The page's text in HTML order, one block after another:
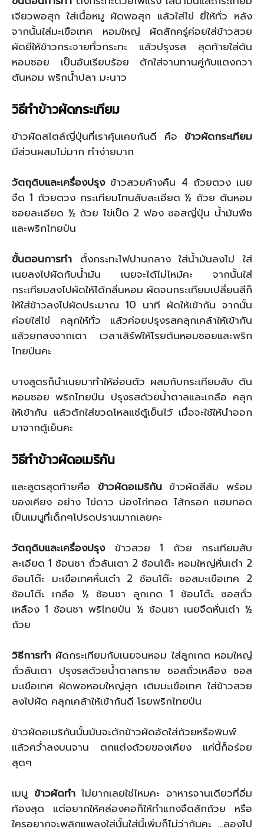
เจียวพอสุก ใส่เนื้อหมู ผัดพอสุก แล้วใส่ไข่ ยี่ให้ทั่ว หลัง
จากนั้นใส่มะเขือเทศ หอมใหญ่ ผัดสักครู่ค่อยใส่ข้าวสวย
ผัดยีให้ข้าวกระจายทั่วกระทะ แล้วปรุงรส สุดท้ายใส่ต้น
หอมซอย เป็นอันเรียบร้อย ตักใส่จานทานคู่กับแตงกวา
ต้นหอม พริกน้ำปลา มะนาว
วิธีทำข้าวผัดกระเทียม
ข้าวผัดสไตล์ญี่ปุ่นที่เราคุ้นเคยกันดี คือ ข้าวผัดกระเทียม
มีส่วนผสมไม่มาก ทำง่ายมาก
วัตถุดิบและเครื่องปรุงข้าวสวยค้างคืน 4 ถ้วยตวง เนย
จืด 1 ถ้วยตวง กระเทียมโทนสับละเอียด ½ ถ้วย ต้นหอม
ซอยละเอียด ½ ถ้วย ไข่เป็ด 2 ฟอง ซอสญี่ปุ่น น้ำมันพืช
และพริกไทยป่น
ขั้นตอนการทำ ตั้งกระทะไฟปานกลาง ใส่น้ำมันลงไป ใส่
เนยลงไปผัดกับน้ำมัน เนยจะได้ไม่ไหม้คะ จากนั้นใส่
กระเทียมลงไปผัดให้ได้กลิ่นหอม ผัดจนกระเทียมเปลี่ยนสีก็
ให้ใส่ข้าวลงไปผัดประมาณ 10 นาที ผัดให้เข้ากัน จากนั้น
ค่อยใส่ไข่ คลุกให้ทั่ว แล้วค่อยปรุงรสคลุกเคล้าให้เข้ากัน
แล้วยกลงจากเตา เวลาเสิร์ฟให้โรยต้นหอมซอยและพริก
ไทยป่นคะ
บางสูตรก็นำเนยมาทำให้อ่อนตัว ผสมกับกระเทียมสับ ต้น
หอมซอย พริกไทยป่น ปรุงรสด้วยน้ำตาลและเกลือ คลุก
ให้เข้ากัน แล้วตักใส่ขวดโหลแช่ตู้เย็นไว้ เมื่อจะใช้ให้นำออก
มาจากตู้เย็นคะ
วิธีทำข้าวผัดอเมริกัน
และสูตรสุดท้ายคือ ข้าวผัดอเมริกันข้าวผัดสีส้ม พร้อม
ของเคียง อย่าง ไข่ดาว น่องไก่ทอด ไส้กรอก แฮมทอด
เป็นเมนูที่เด็กๆโปรดปรานมากเลยคะ
วัตถุดิบและเครื่องปรุงข้าวสวย 1 ถ้วย กระเทียมสับ
ละเอียด 1 ช้อนชา ถั่วลันเตา 2 ช้อนโต๊ะ หอมใหญ่หั่นเต๋า 2
ช้อนโต๊ะ มะเขือเทศหั่นเต๋า 2 ช้อนโต๊ะ ซอสมะเขือเทศ 2
ช้อนโต๊ะ เกลือ ½ ช้อนชา ลูกเกด 1 ช้อนโต๊ะ ซอสถั่ว
เหลือง 1 ช้อนชา พริไทยป่น ½ ช้อนชา เนยจืดหั่นเต๋า ½
ถ้วย
วิธีการทำ ผัดกระเทียมกับเนยจนหอม ใส่ลูกเกต หอมใหญ่
ถั่วลันเตา ปรุงรสด้วยน้ำตาลทราย ซอสถั่วเหลือง ซอส
มะเขือเทศ ผัดพอหอมใหญ่สุก เติมมะเขือเทศ ใส่ข้าวสวย
ลงไปผัด คลุกเคล้าให้เข้ากันดี โรยพริกไทยป่น
ข้าวผัดอเมริกันนั้นมันจะตักข้าวผัดอัดใส่ถ้วยหรือพิมพ์
แล้วคว่ำลงบนจาน ตกแต่งด้วยของเคียง แค่นี้ก็อร่อย
สุดๆ
เมนู ข้าวผัดทำไม่ยากเลยใช่ไหมคะ อาหารจานเดียวที่อิ่ม
ท้องสุด แต่อยากให้คล่องคอก็ให้ทำแกงจืดสักถ้วย หรือ
ใครอยากจะพลิกแพลงใส่นั้นใส่นี้เพิ่มก็ไม่ว่ากันคะ …ลองไป